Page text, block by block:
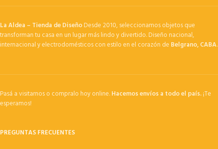
La Aldea – Tienda de DiseñoDesde 2010, seleccionamos objetos que
transforman tu casa en un lugar más lindo y divertido. Diseño nacional,
internacional y electrodomésticos con estilo en el corazón de Belgrano, CABA.
Pasá a visitarnos o compralo hoy online.Hacemos envíos a todo el país.¡Te
esperamos!
PREGUNTAS FRECUENTES